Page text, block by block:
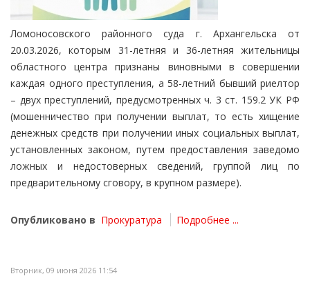
Ломоносовского районного суда г. Архангельска от
20.03.2026, которым 31-летняя и 36-летняя жительницы
областного центра признаны виновными в совершении
каждая одного преступления, а 58-летний бывший риелтор
– двух преступлений, предусмотренных ч. 3 ст. 159.2 УК РФ
(мошенничество при получении выплат, то есть хищение
денежных средств при получении иных социальных выплат,
установленных законом, путем предоставления заведомо
ложных и недостоверных сведений, группой лиц по
предварительному сговору, в крупном размере).
Опубликовано в Прокуратура Подробнее ...
Вторник, 09 июня 2026 11:54